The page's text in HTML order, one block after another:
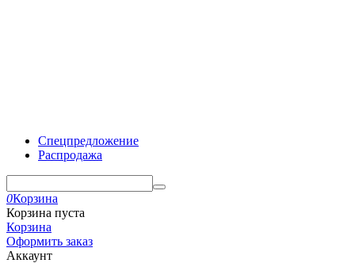
Спецпредложение
Распродажа
0Корзина
Корзина пуста
Корзина
Оформить заказ
Аккаунт